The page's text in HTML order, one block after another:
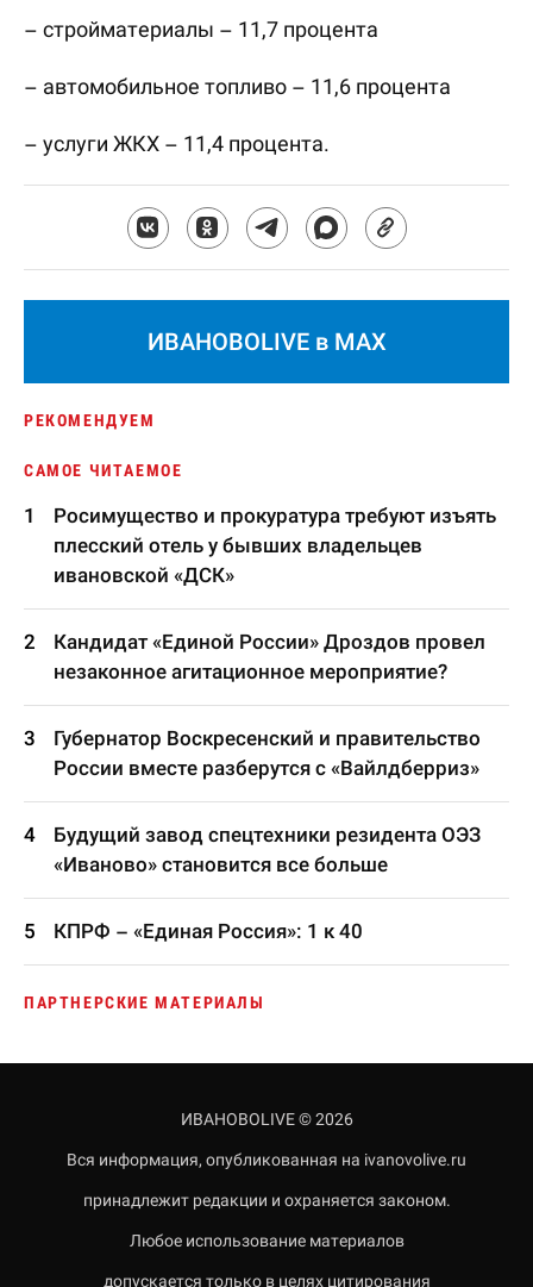
– стройматериалы – 11,7 процента
– автомобильное топливо – 11,6 процента
– услуги ЖКХ – 11,4 процента.
ИВАНОВОLIVE в MAX
РЕКОМЕНДУЕМ
САМОЕ ЧИТАЕМОЕ
Росимущество и прокуратура требуют изъять
плесский отель у бывших владельцев
ивановской «ДСК»
Кандидат «Единой России» Дроздов провел
незаконное агитационное мероприятие?
Губернатор Воскресенский и правительство
России вместе разберутся с «Вайлдберриз»
Будущий завод спецтехники резидента ОЭЗ
«Иваново» становится все больше
КПРФ – «Единая Россия»: 1 к 40
ПАРТНЕРСКИЕ МАТЕРИАЛЫ
ИВАНОВОLIVE © 2026
Вся информация, опубликованная на ivanovolive.ru
принадлежит редакции и охраняется законом.
Любое использование материалов
допускается только в целях цитирования